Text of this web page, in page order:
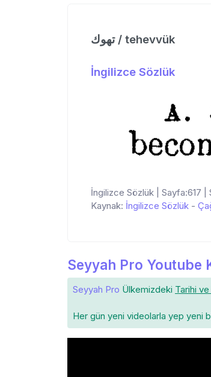
تهوك / tehevvük
İngilizce Sözlük
İngilizce Sözlük | Sayfa:617 |
Kaynak: İngilizce Sözlük -
Seyyah Pro Youtube
Seyyah Pro Ülkemizdeki Tarihi ve
Her gün yeni videolarla yep yeni